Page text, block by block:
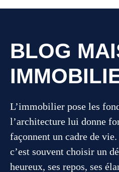
BLOG
L’immobilier pose les
l’architecture lui donne
façonnent un cadre de
c’est souvent choisir un
heureux, ses repos, ses